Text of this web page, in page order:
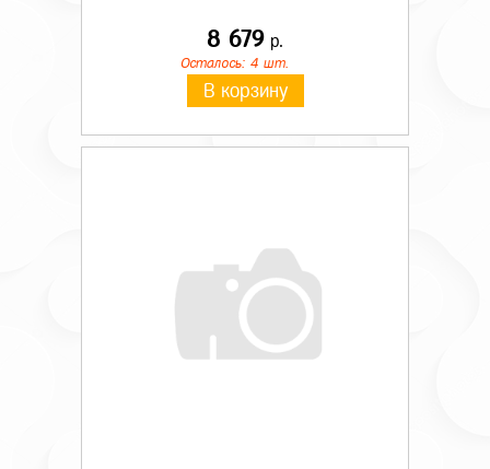
8 679 р.
Осталось: 4 шт.
В корзину